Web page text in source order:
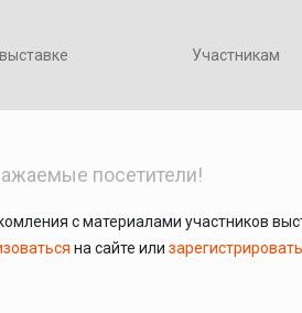
Участникам
посетители!
с материалами участников
на сайте или